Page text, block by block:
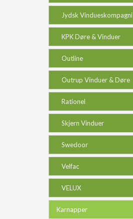
Jydsk Vindueskompagni
KPK Døre & Vinduer
Outline
Outrup Vinduer & Døre
Rationel
Skjern Vinduer
Swedoor
Velfac
VELUX
Karnapper